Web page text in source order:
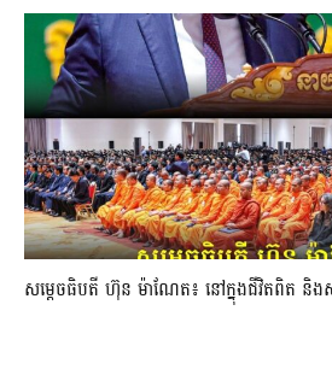
សម្តេចធិបតី ហ៊ុន ម៉ាណែត៖ នៅក្នុងជីវិតពិត និង